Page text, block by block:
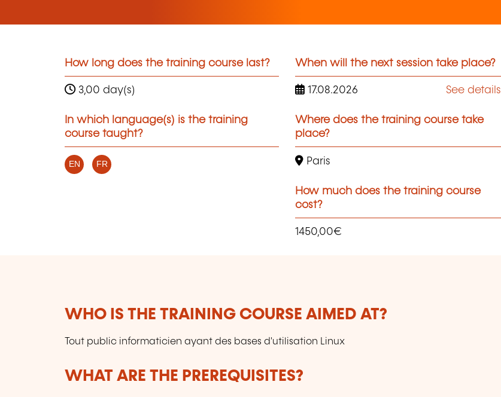
How long does the training course last?
3,00 day(s)
In which language(s) is the training
course taught?
EN FR
When will the next session take place?
17.08.2026 See details
Where does the training course take
place?
Paris
How much does the training course
cost?
1450,00€
WHO IS THE TRAINING COURSE AIMED AT?
Tout public informaticien ayant des bases d'utilisation Linux
WHAT ARE THE PREREQUISITES?